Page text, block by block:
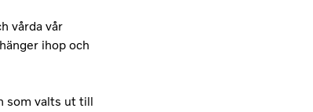
vårda vår
ihop och
som valts ut till